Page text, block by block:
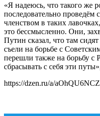
«Я надеюсь, что такого же
последовательно проведём
членством в таких
это бессмысленно. Они,
Путин сказал, что там
съели на борьбе с
перешли также на борьбу с
сбрасывать с себя эти
https://dzen.ru/a/